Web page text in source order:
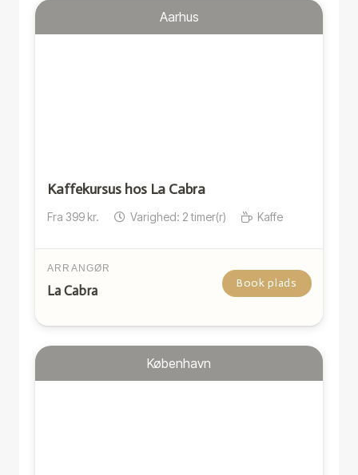
Aarhus
Kaffekursus hos La Cabra
Fra 399 kr. Varighed: 2timer(r) Kaffe
ARRANGØR
La Cabra Book plads
København